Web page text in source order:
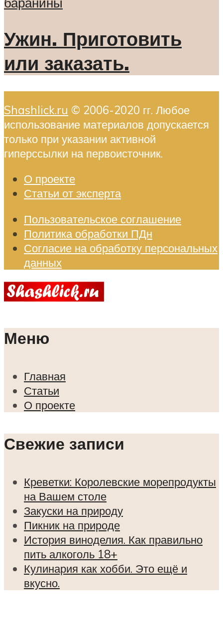
Ужин. Приготовить
или заказать.
Shashlick.ru © 2006-2020 гг. Любое
использование материалов допускается
только при указании активной
гиперссылки на первоисточник.
О проекте
Статьи от эксперта
Пользовательское соглашение
Политика обработки ПДн
Согласие на обработку персональных
данных
Меню
Главная
Статьи
О проекте
Свежие записи
Креветки: Королевские морепродукты
на Вашем столе
Закуски на природу
Пикник на природе
История виноделия. Как правильно
пить алкоголь 18+
Кулинария как хобби. Это ещё и
вкусно.